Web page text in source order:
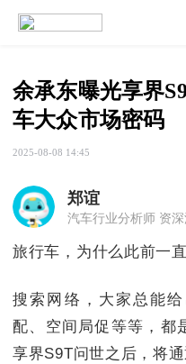
余承东曝光享界
车大众市场密码
2025-08-08 14:45
郑谊
汽车行业分析师 资
旅行车，为什么此前一
搜索网络，大家总能
配、空间局促等等，都
享界S9T问世之后，将通